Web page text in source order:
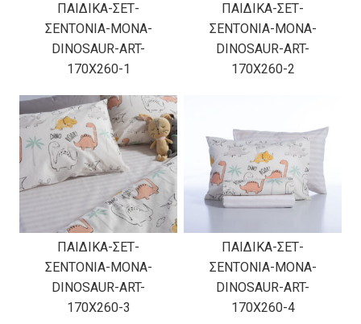
ΠΑΙΔΙΚΑ-ΣΕΤ-
ΣΕΝΤΟΝΙΑ-ΜΟΝΑ-
DINOSAUR-ART-
170X260-1
ΠΑΙΔΙΚΑ-ΣΕΤ-
ΣΕΝΤΟΝΙΑ-ΜΟΝΑ-
DINOSAUR-ART-
170X260-2
ΠΑΙΔΙΚΑ-ΣΕΤ-
ΣΕΝΤΟΝΙΑ-ΜΟΝΑ-
DINOSAUR-ART-
170X260-3
ΠΑΙΔΙΚΑ-ΣΕΤ-
ΣΕΝΤΟΝΙΑ-ΜΟΝΑ-
DINOSAUR-ART-
170X260-4